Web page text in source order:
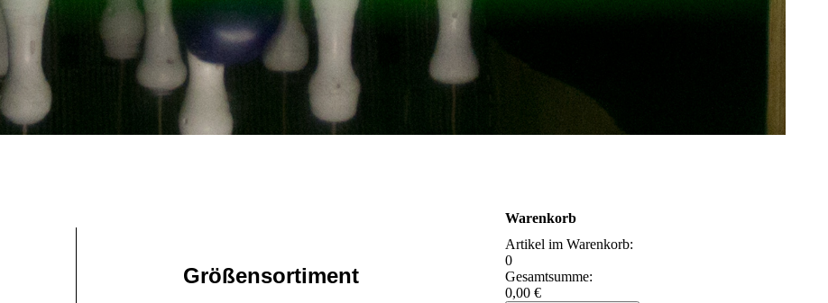
Größensortiment
Warenkorb
Artikel im Warenkorb:
0
Gesamtsumme:
0,00 €